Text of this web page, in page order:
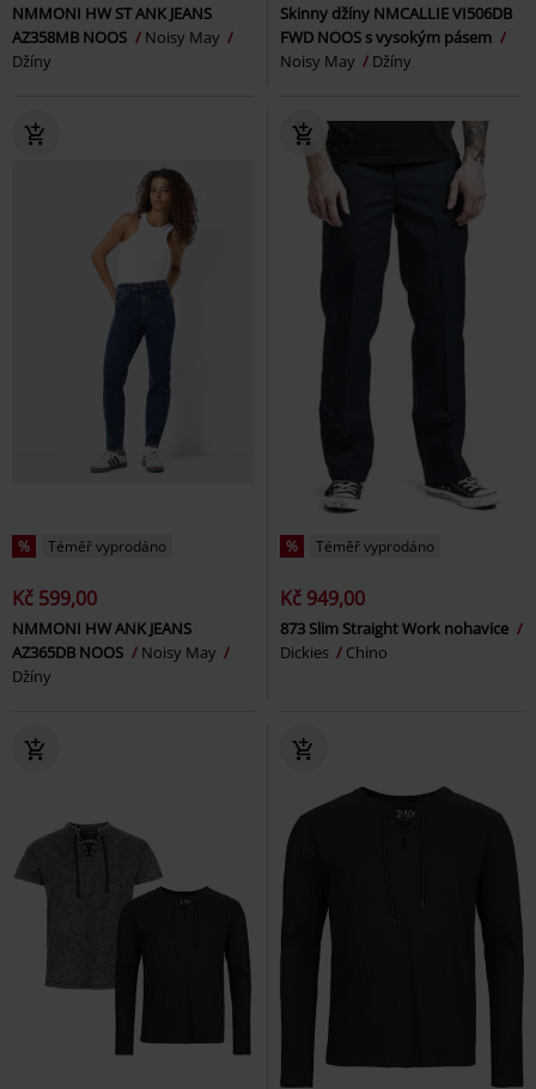
NMMONI HW ST ANK JEANS
AZ358MB NOOS
Noisy May
Džíny
Skinny džíny NMCALLIE VI506DB
FWD NOOS s vysokým pásem
Noisy May
Džíny
% Téměř vyprodáno
Kč 599,00
NMMONI HW ANK JEANS
AZ365DB NOOS
Noisy May
Džíny
% Téměř vyprodáno
Kč 949,00
873 Slim Straight Work nohavice
Dickies
Chino